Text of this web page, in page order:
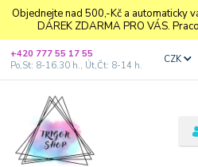
Objednejte nad 500,-Kč a automaticky
DÁREK ZDARMA PRO VÁS.
CZK
+420 777 55 17 55
Po,St: 8-16.30 h., Út,Čt: 8-14 h.